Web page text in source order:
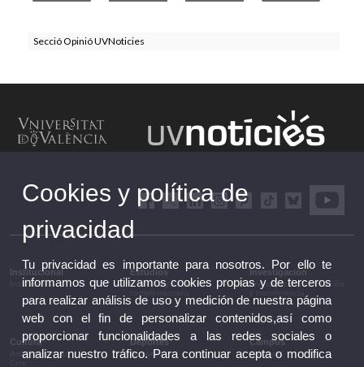
Secció Opinió UVNoticies
Institucional
Institucional
Estudios
Estudios y formación
Investigación
Investigación, innovación
Cultura
Artes escénicas
Deportes
Deportes
Campus
Campus
Cookies y política de
privacidad
Tu privacidad es importante para nosotros. Por ello te
informamos que utilizamos cookies propias y de terceros
para realizar análisis de uso y medición de nuestra página
web con el fin de personalizar contenidos,así como
proporcionar funcionalidades a las redes sociales o
analizar nuestro tráfico. Para continuar acepta o modifica